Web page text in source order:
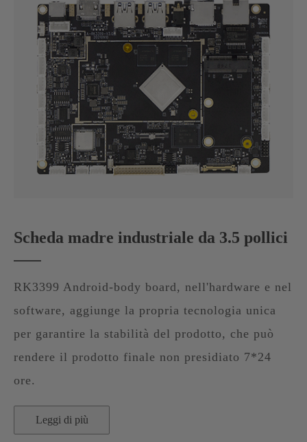
Scheda madre industriale da 3.5 pollici
RK3399 Android-body board, nell'hardware e nel
software, aggiunge la propria tecnologia unica
per garantire la stabilità del prodotto, che può
rendere il prodotto finale non presidiato 7*24
ore.
Leggi di più